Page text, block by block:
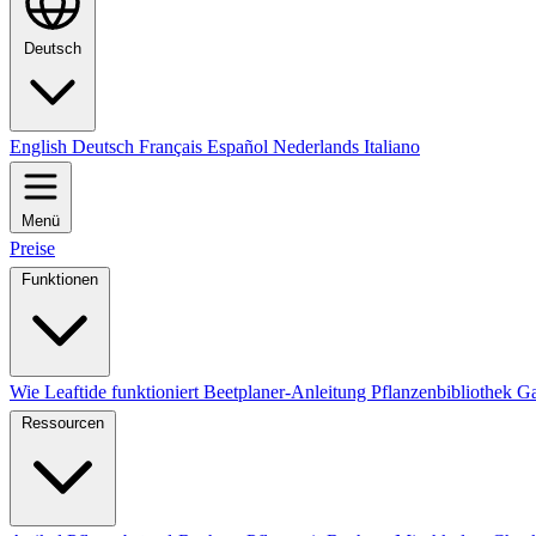
Deutsch
English Deutsch Français Español Nederlands Italiano
Menü
Preise
Funktionen
Wie Leaftide funktioniert Beetplaner-Anleitung Pflanzenbibliothek
Ressourcen